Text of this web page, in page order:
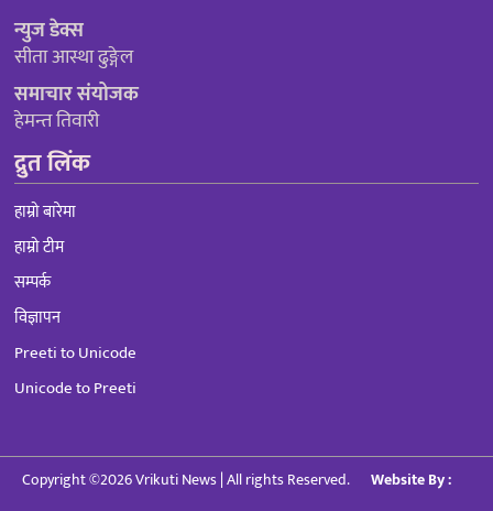
न्युज डेक्स
सीता आस्था ढुङ्गेल
समाचार संयोजक
हेमन्त तिवारी
द्रुत लिंक
हाम्रो बारेमा
हाम्रो टीम
सम्पर्क
विज्ञापन
Preeti to Unicode
Unicode to Preeti
Copyright ©2026 Vrikuti News | All rights Reserved. Website By :